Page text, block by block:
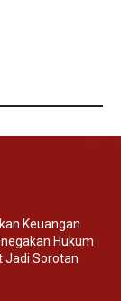
Keuangan
Hukum
Jadi Sorotan